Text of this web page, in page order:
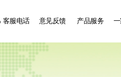
客服电话 意见反馈 产品服务